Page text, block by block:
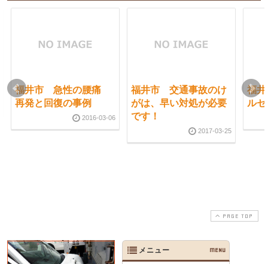
福井市 急性の腰痛
再発と回復の事例
2016-03-06
福井市 交通事故のけ
がは、早い対処が必要
です！
2017-03-25
福
ル
PAGE TOP
メニュー MENU